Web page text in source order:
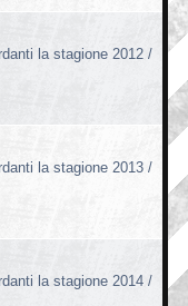
la stagione 2012 /
la stagione 2013 /
la stagione 2014 /